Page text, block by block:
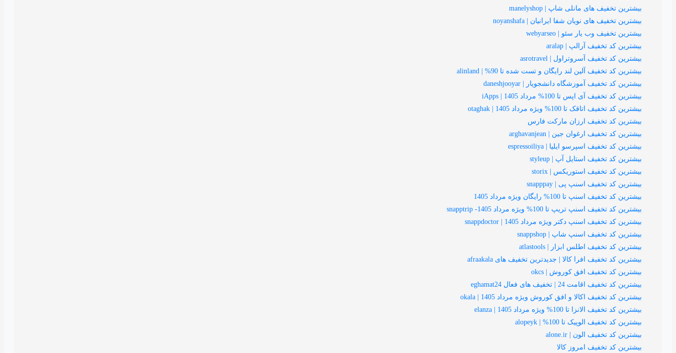
بیشترین تخفیف های مانلی شاپ | manelyshop
بیشترین تخفیف های نویان شفا ایرانیان | noyanshafa
بیشترین تخفیف وب یار سئو | webyarseo
بیشترین کد تخفیف آرالپ | aralap
بیشترین کد تخفیف آسروتراول | asrotravel
بیشترین کد تخفیف آلین لند رایگان و تست شده تا 90% | alinland
بیشترین کد تخفیف آموزشگاه دانشجویار | daneshjooyar
بیشترین کد تخفیف آی اپس تا 100% مرداد 1405 | iApps
بیشترین کد تخفیف اتاقک تا 100% ویژه مرداد 1405 | otaghak
بیشترین کد تخفیف ارزان مارکت فارس
بیشترین کد تخفیف ارغوان جین | arghavanjean
بیشترین کد تخفیف اسپرسو ایلیا | espressoiliya
بیشترین کد تخفیف استایل آپ | styleup
بیشترین کد تخفیف استوریکس | storix
بیشترین کد تخفیف اسنپ پی | snapppay
بیشترین کد تخفیف اسنپ تا 100% رایگان ویژه مرداد 1405
بیشترین کد تخفیف اسنپ تریپ تا 100% ویژه مرداد 1405- snapptrip
بیشترین کد تخفیف اسنپ دکتر ویژه مرداد 1405 | snappdoctor
بیشترین کد تخفیف اسنپ شاپ | snappshop
بیشترین کد تخفیف اطلس ابزار | atlastools
بیشترین کد تخفیف افرا کالا | جدیدترین تخفیف های afraakala
بیشترین کد تخفیف افق کوروش | okcs
بیشترین کد تخفیف اقامت 24 | تخفیف های فعال eghamat24
بیشترین کد تخفیف اکالا و افق کوروش ویژه مرداد 1405 | okala
بیشترین کد تخفیف الانزا تا 100% ویژه مرداد 1405 | elanza
بیشترین کد تخفیف الوپیک تا 100% | alopeyk
بیشترین کد تخفیف الون | alone.ir
بیشترین کد تخفیف امروز کالا